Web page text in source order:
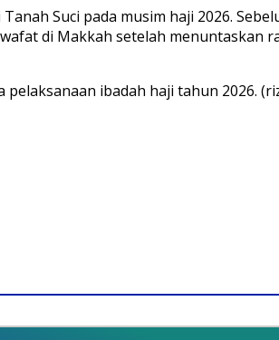
Suci pada musim haji 2026.
di Makkah setelah menuntaskan
ibadah haji tahun 2026.